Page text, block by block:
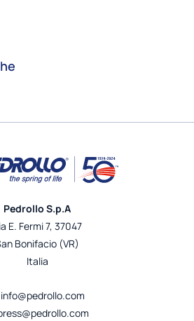
Pedrollo S.p.A
E. Fermi 7, 37047
Bonifacio (VR)
Italia
info@pedrollo.com